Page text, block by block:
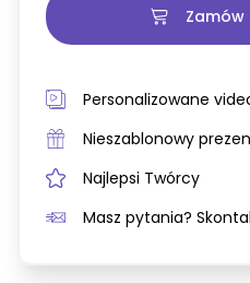
Zamów
Personalizowane
Nieszablonowy
Najlepsi Twórcy
Masz pytania?